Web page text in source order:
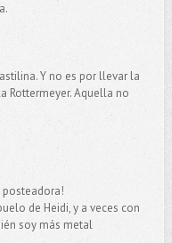
Y no es por llevar la
Rottermeyer. Aquella no
posteadora!
de Heidi, y a veces con
soy más metal